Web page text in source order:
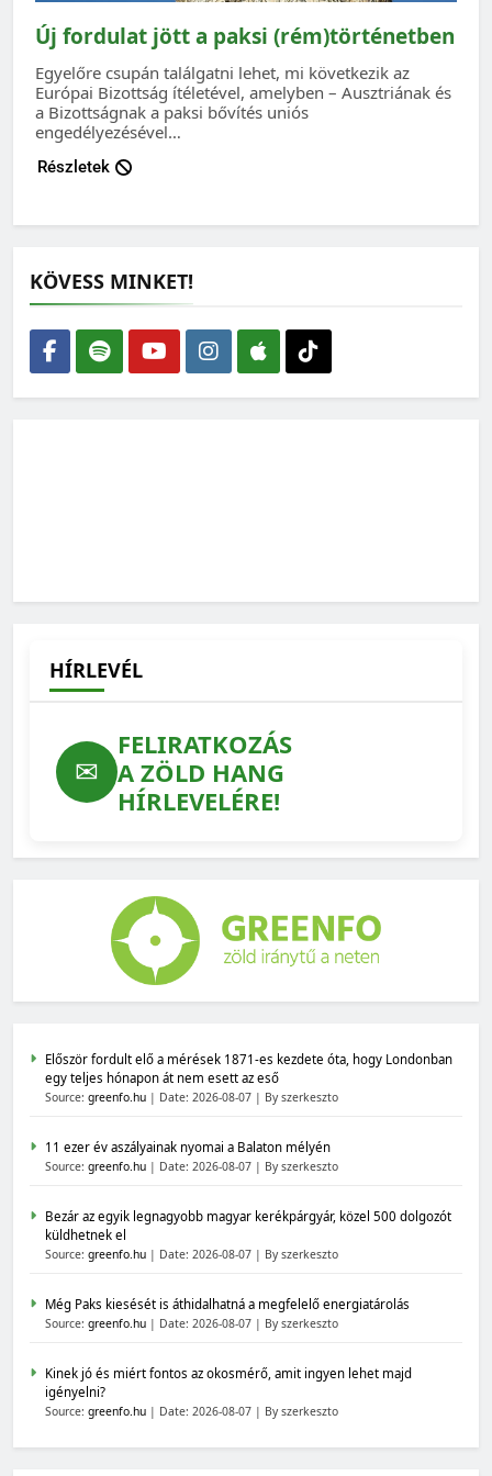
Új fordulat jött a paksi (rém)történetben
Egyelőre csupán találgatni lehet, mi következik az
Európai Bizottság ítéletével, amelyben – Ausztriának és
a Bizottságnak a paksi bővítés uniós
engedélyezésével…
Részletek
KÖVESS MINKET!
HÍRLEVÉL
✉
FELIRATKOZÁS
A ZÖLD HANG
HÍRLEVELÉRE!
Először fordult elő a mérések 1871-es kezdete óta, hogy Londonban
egy teljes hónapon át nem esett az eső
Source: greenfo.hu Date: 2026-08-07 By szerkeszto
11 ezer év aszályainak nyomai a Balaton mélyén
Source: greenfo.hu Date: 2026-08-07 By szerkeszto
Bezár az egyik legnagyobb magyar kerékpárgyár, közel 500 dolgozót
küldhetnek el
Source: greenfo.hu Date: 2026-08-07 By szerkeszto
Még Paks kiesését is áthidalhatná a megfelelő energiatárolás
Source: greenfo.hu Date: 2026-08-07 By szerkeszto
Kinek jó és miért fontos az okosmérő, amit ingyen lehet majd
igényelni?
Source: greenfo.hu Date: 2026-08-07 By szerkeszto